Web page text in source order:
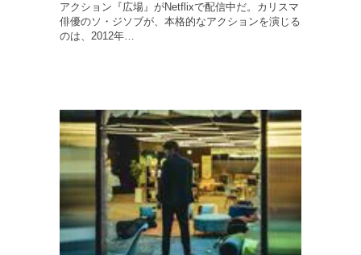
アクション『広場』がNetflixで配信中だ。カリスマ
俳優のソ・ジソブが、本格的なアクションを演じる
のは、2012年…